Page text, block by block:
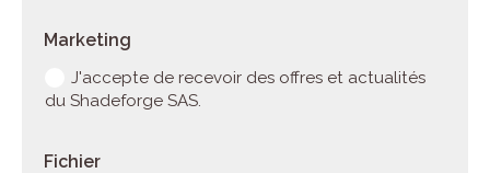
Marketing
J'accepte de recevoir des offres et actualités
du Shadeforge SAS.
Fichier